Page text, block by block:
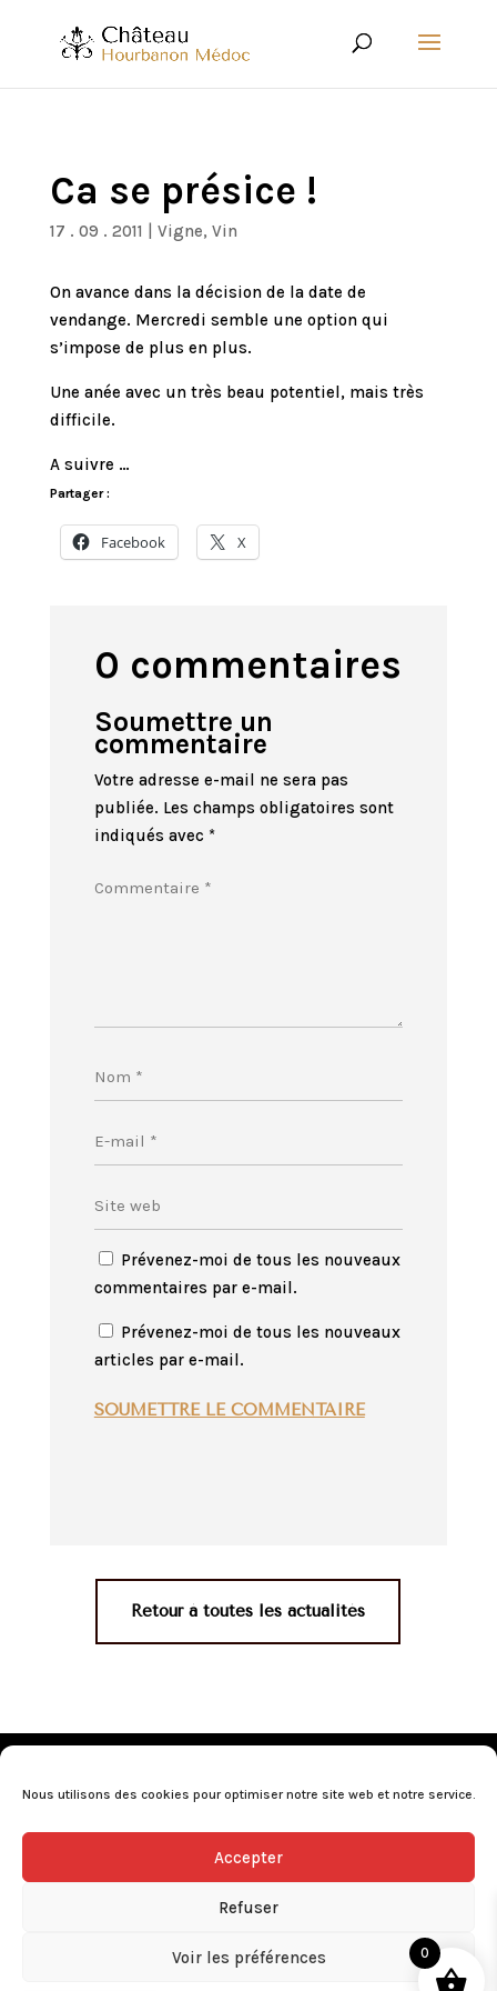
Nous utilisons des cookies pour optimiser notre site web et notre service.
Accepter
Refuser
Voir les préférences
Ca se présice !
17 . 09 . 2011 Vigne, Vin
On avance dans la décision de la date de
vendange. Mercredi semble une option qui
s’impose de plus en plus.
Une anée avec un très beau potentiel, mais très
difficile.
A suivre …
Partager :
Facebook X
0 commentaires
Soumettre un
commentaire
Votre adresse e-mail ne sera pas
publiée. Les champs obligatoires sont
indiqués avec *
Prévenez-moi de tous les nouveaux
commentaires par e-mail.
Prévenez-moi de tous les nouveaux
articles par e-mail.
SOUMETTRE LE COMMENTAIRE
Retour à toutes les actualités
Conditions générales de vente•Nos revendeurs•
L’abus d’alcool est dangereux pour la santé, consommez avec
0